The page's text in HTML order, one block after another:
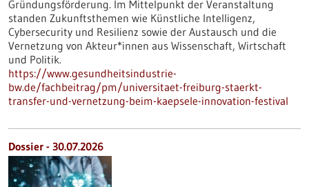
Gründungsförderung. Im Mittelpunkt der Veranstaltung
standen Zukunftsthemen wie Künstliche Intelligenz,
Cybersecurity und Resilienz sowie der Austausch und die
Vernetzung von Akteur*innen aus Wissenschaft, Wirtschaft
und Politik.
https://www.gesundheitsindustrie-
bw.de/fachbeitrag/pm/universitaet-freiburg-staerkt-
transfer-und-vernetzung-beim-kaepsele-innovation-festival
Dossier - 30.07.2026